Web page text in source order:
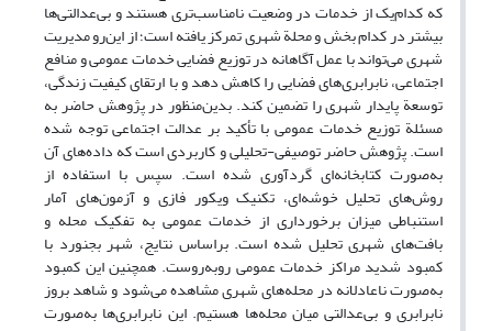
که کدام‌یک از خدمات در وضعیت نامناسب‌تری هستند و بی‌عدالتی‌ها
بیشتر در کدام بخش و محلة شهری تمرکز یافته است؛ از این‌رو مدیریت
شهری می‌تواند با عمل آگاهانه در توزیع فضایی خدمات عمومی و منافع
اجتماعی، نابرابری‌های فضایی را کاهش دهد و با ارتقای کیفیت زندگی،
توسعة پایدار شهری را تضمین کند. بدین‌منظور در پژوهش حاضر به
مسئلة توزیع خدمات عمومی با تأکید بر عدالت اجتماعی توجه شده
است. پژوهش حاضر توصیفی-تحلیلی و کاربردی است که داده‌های آن
به‌صورت کتابخانه‌ای گردآوری شده است. سپس با استفاده از
روش‌های تحلیل خوشه‌ای، تکنیک ویکور فازی و آزمون‌های آمار
استنباطی میزان برخورداری از خدمات عمومی به تفکیک محله و
بافت‌های شهری تحلیل شده است. براساس نتایج، شهر بجنورد با
کمبود شدید مراکز خدمات عمومی روبه‌روست. همچنین این کمبود
به‌صورت ناعادلانه در محله‌های شهری مشاهده می‌شود و شاهد بروز
نابرابری و بی‌عدالتی میان محله‌ها هستیم. این نابرابری‌ها به‌صورت